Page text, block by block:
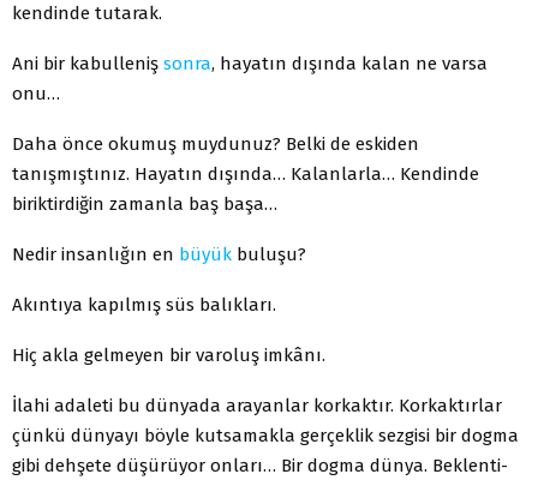
kendinde tutarak.
Ani bir kabulleniş sonra, hayatın dışında kalan ne varsa
onu…
Daha önce okumuş muydunuz? Belki de eskiden
tanışmıştınız. Hayatın dışında… Kalanlarla… Kendinde
biriktirdiğin zamanla baş başa…
Nedir insanlığın en büyük buluşu?
Akıntıya kapılmış süs balıkları.
Hiç akla gelmeyen bir varoluş imkânı.
İlahi adaleti bu dünyada arayanlar korkaktır. Korkaktırlar
çünkü dünyayı böyle kutsamakla gerçeklik sezgisi bir dogma
gibi dehşete düşürüyor onları… Bir dogma dünya. Beklenti-